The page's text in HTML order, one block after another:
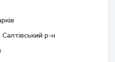
Салтівський р-н